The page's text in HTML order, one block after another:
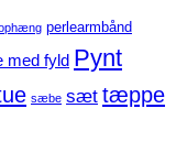
perlearmbånd
med fyld Pynt
sæbe sæt tæppe